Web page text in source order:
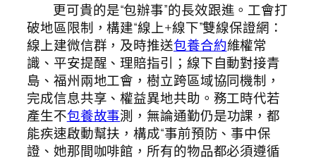
更可貴的是“包辦事”的長效跟進。工會打
破地區限制，構建“線上+線下”雙線保證網：
線上建微信群，及時推送包養合約維權常
識、平安提醒、理賠指引；線下自動對接青
島、福州兩地工會，樹立跨區域協同機制，
完成信息共享、權益異地共助。務工時代若
產生不包養故事測，無論通勤仍是功課，都
能疾速啟動幫扶，構成“事前預防、事中保
證、她那間咖啡館，所有的物品都必須遵循